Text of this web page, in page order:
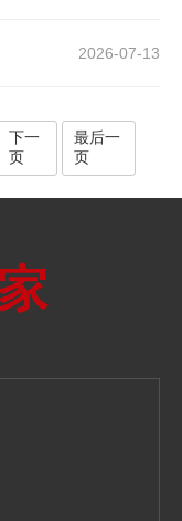
2026-07-13
下一
页
最后一
页